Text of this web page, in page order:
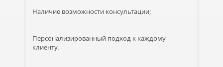
Наличие возможности консультации;
Персонализированный подход к каждому
клиенту.